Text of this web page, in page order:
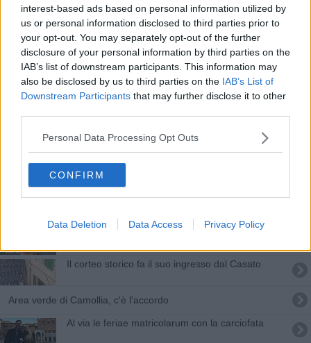
interest-based ads based on personal information utilized by
us or personal information disclosed to third parties prior to
your opt-out. You may separately opt-out of the further
disclosure of your personal information by third parties on the
IAB’s list of downstream participants. This information may
also be disclosed by us to third parties on the IAB’s List of
Downstream Participants that may further disclose it to other
Personal Data Processing Opt Outs
CONFIRM
Data Deletion Data Access Privacy Policy
Palio, verso l'Assunta con l'estrazione
Il giubilo del popolo di Vallerozzi
Palio, il 26 Giugno si svela il drappellone
Il Magistrato interviene sugli avvisi di garanzia
Torrita, tempo di pensare al Palio dei somari
Il sogno di Beckham? Vedere il Palio di Siena
Il corteo storico fa il suo ingresso dal Casato
Area verde di Camollia, c'è l'accordo
Al via le feriae matricolarum con la carciofata